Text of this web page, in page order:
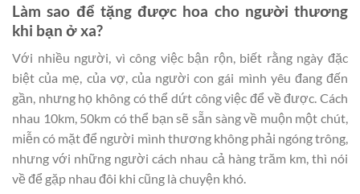
Làm sao để tặng được hoa cho người thương
khi bạn ở xa?
Với nhiều người, vì công việc bận rộn, biết rằng ngày đặc
biệt của mẹ, của vợ, của người con gái mình yêu đang đến
gần, nhưng họ không có thể dứt công việc để về được. Cách
nhau 10km, 50km có thể bạn sẽ sẵn sàng về muộn một chút,
miễn có mặt để người mình thương không phải ngóng trông,
nhưng với những người cách nhau cả hàng trăm km, thì nói
về để gặp nhau đôi khi cũng là chuyện khó.